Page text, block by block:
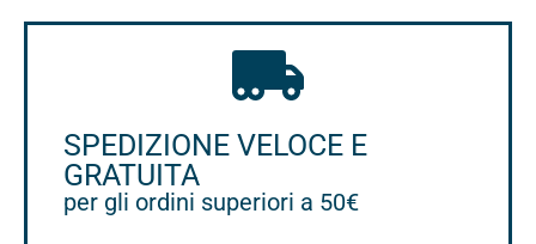
SPEDIZIONE VELOCE E
GRATUITA
per gli ordini superiori a 50€